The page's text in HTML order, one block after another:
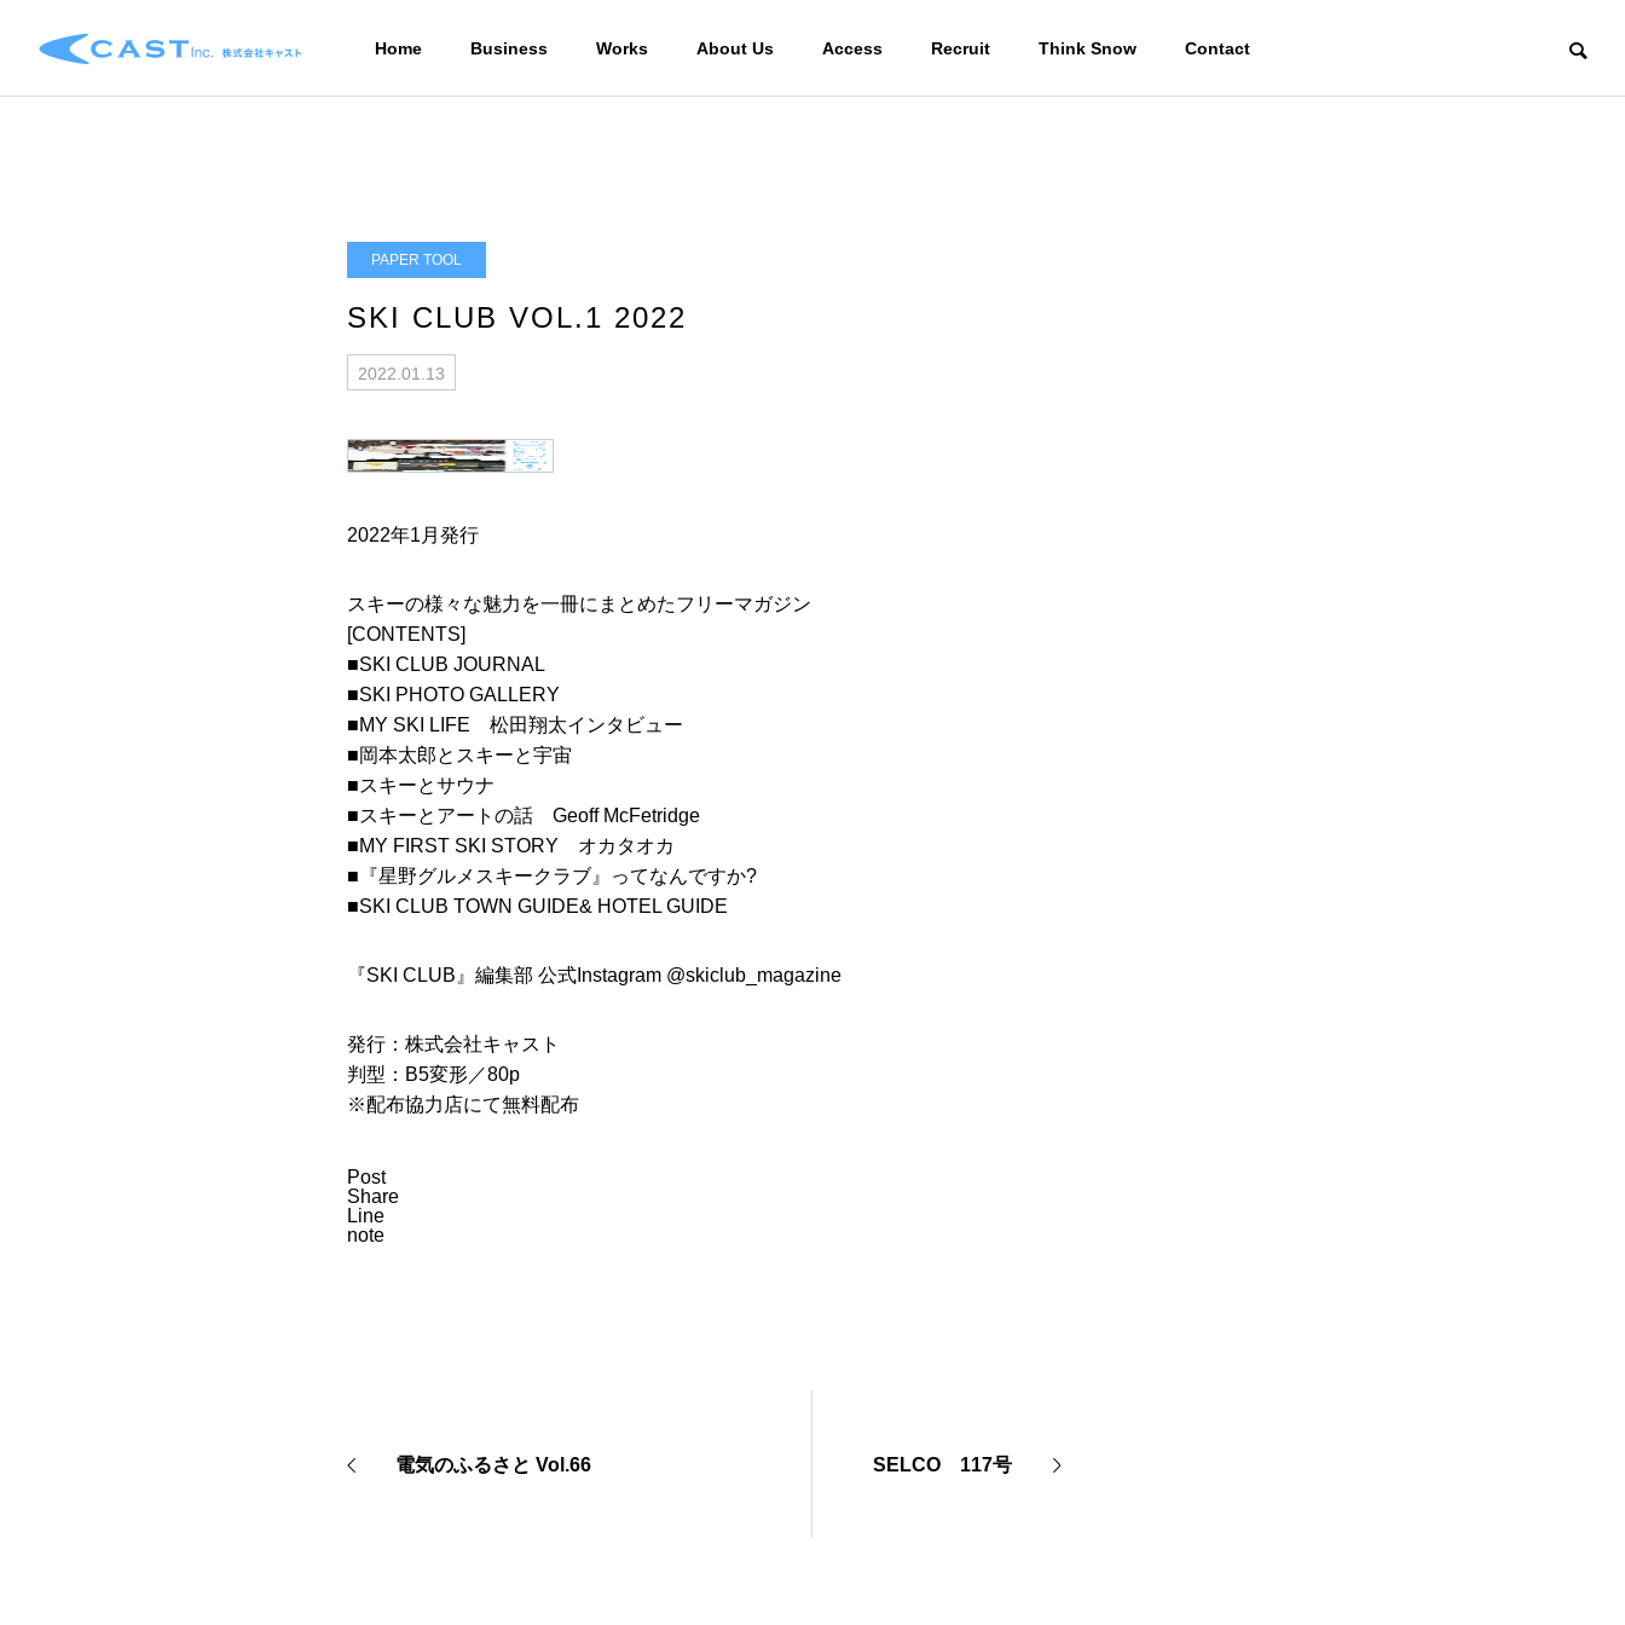
Home Business Works About Us Access Recruit Think Snow Contact
PAPER TOOL
SKI CLUB VOL.1 2022
2022.01.13
2022年1月発行
スキーの様々な魅力を一冊にまとめたフリーマガジン
[CONTENTS]
■SKI CLUB JOURNAL
■SKI PHOTO GALLERY
■MY SKI LIFE 松田翔太インタビュー
■岡本太郎とスキーと宇宙
■スキーとサウナ
■スキーとアートの話 Geoff McFetridge
■MY FIRST SKI STORY オカタオカ
■『星野グルメスキークラブ』ってなんですか?
■SKI CLUB TOWN GUIDE& HOTEL GUIDE
『SKI CLUB』編集部 公式Instagram @skiclub_magazine
発行：株式会社キャスト
判型：B5変形／80p
※配布協力店にて無料配布
Post
Share
Line
note
電気のふるさと Vol.66 SELCO 117号